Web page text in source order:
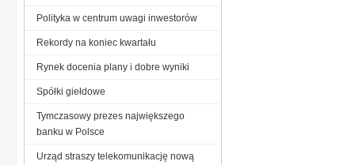
Polityka w centrum uwagi inwestorów
Rekordy na koniec kwartału
Rynek docenia plany i dobre wyniki
Spółki giełdowe
Tymczasowy prezes największego
banku w Polsce
Urząd straszy telekomunikację nową